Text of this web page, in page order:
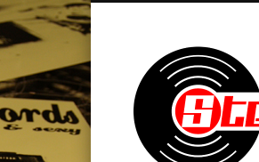
LABEL | MERCH | PRINT |
VimeoDribble LinkedIn